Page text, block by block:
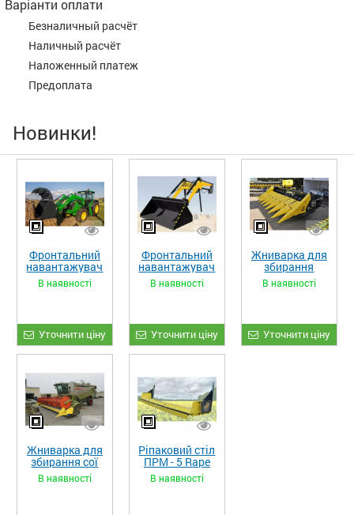
Варіанти оплати
Безналичный расчёт
Наличный расчёт
Наложенный платеж
Предоплата
Новинки!
Фронтальний
навантажувач
«STRONG XL»
В наявності
Уточнити ціну
Фронтальний
навантажувач
«STRONG»
В наявності
Уточнити ціну
Жниварка для
збирання
кукурудзи
ЖКИ-870
В наявності
Уточнити ціну
Жниварка для
збирання сої
та гороху
«ETTARO»
В наявності
Ріпаковий стіл
ПРМ - 5 Rape
Fiore
В наявності